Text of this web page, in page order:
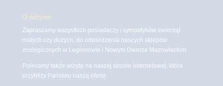
O witrynie
Zapraszamy wszystkich posiadaczy i sympatyków zwierząt
małych czy dużych, do odwiedzenia naszych sklepów
zoologicznych w Legionowie i Nowym Dworze Mazowieckim
Polecamy także wizytę na naszej stronie internetowej, która
przybliży Państwu naszą ofertę.